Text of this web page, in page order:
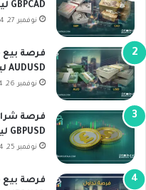
GBPCAD ليوم 27-11-2024
نوفمبر 27, 2024
فرصة بيع
AUDUSD ليوم 26-11-2024
نوفمبر 26, 2024
فرصة
GBPUSD ليوم 25/11/2024
نوفمبر 25, 2024
فرصة بيع